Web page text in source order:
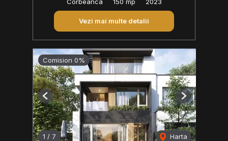
Vezi mai multe detalii
Comision 0%
1 / 7 Harta
Previous Next